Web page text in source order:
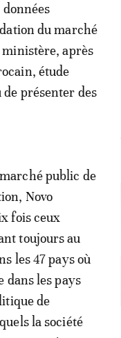
du marché
ministère, après
étude
présenter des
public de
Novo
fois ceux
toujours au
les 47 pays où
dans les pays
de
la société